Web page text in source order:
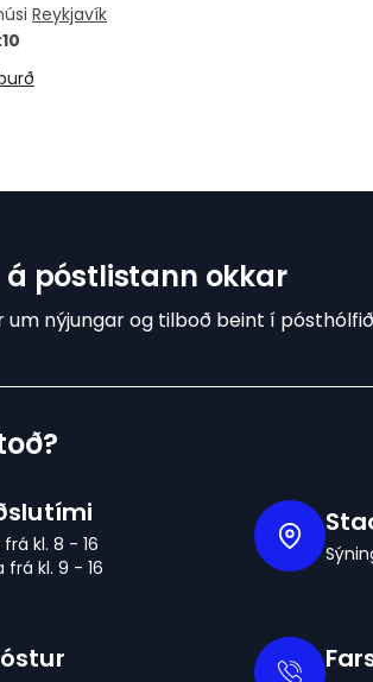
Reykjavík
á póstlistann okkar
um nýjungar og tilboð beint í
kl. 8 - 16
frá kl. 9 - 16